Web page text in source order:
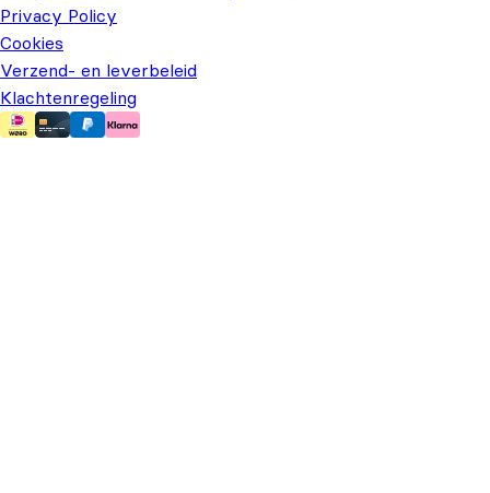
Privacy Policy
Cookies
Verzend- en leverbeleid
Klachtenregeling